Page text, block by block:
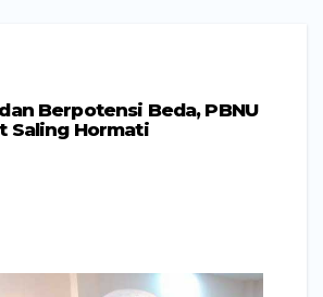
Berpotensi Beda, PBNU
Saling Hormati